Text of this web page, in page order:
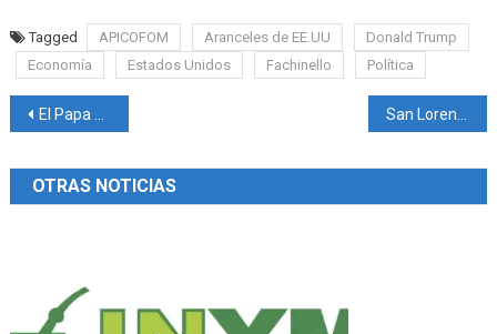
Tagged APICOFOM Aranceles de EE.UU
Donald Trump
Economía
Estados Unidos Fachinello Política
Navegación
de
entradas
El Papa Francisco: continúa su mejora y el Vaticano analiza una reaparición en público San Lorenzo ganó en San Juan
OTRAS NOTICIAS